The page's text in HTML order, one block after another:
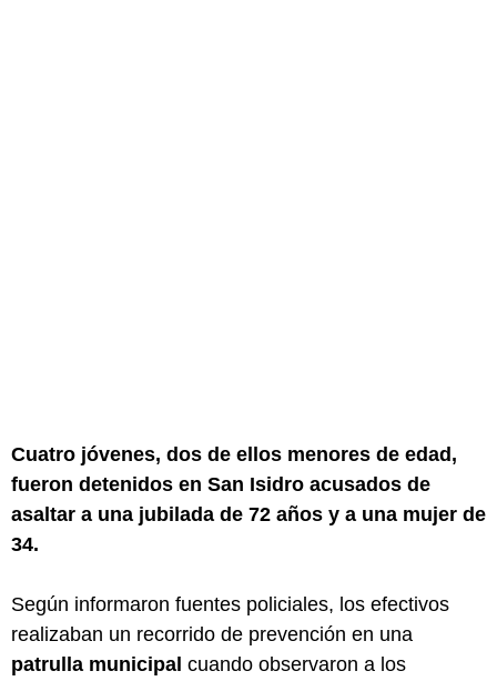
Cuatro jóvenes, dos de ellos menores de edad,
fueron detenidos en San Isidro acusados de
asaltar a una jubilada de 72 años y a una mujer de
34.
Según informaron fuentes policiales, los efectivos
realizaban un recorrido de prevención en una
patrulla municipal cuando observaron a los